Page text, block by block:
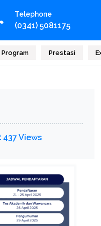
Telephone
(0341) 5081175
Program Prestasi
437 Views